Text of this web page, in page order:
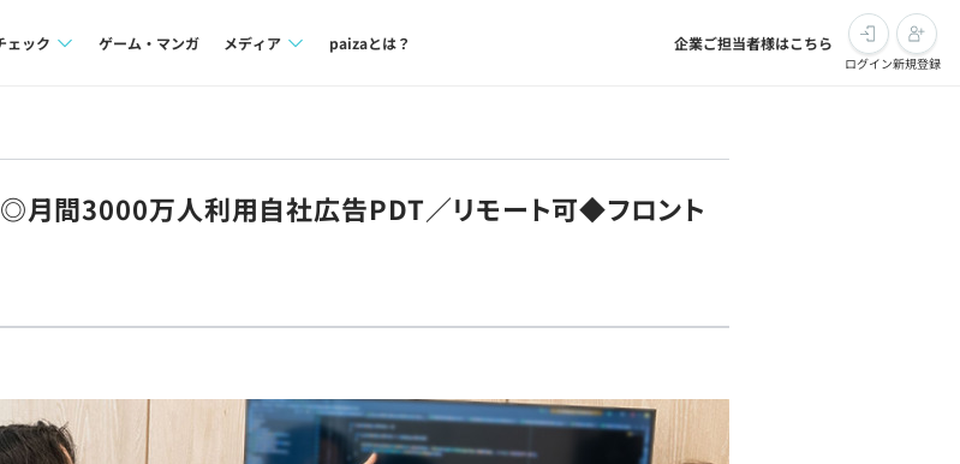
ェック
果一覧
ゲーム・マンガ メディア
note
paizaとは？ 企業ご担当者様はこちら
ログイン新規登録
◎月間3000万人利用自社広告PDT／リモート可◆フロント